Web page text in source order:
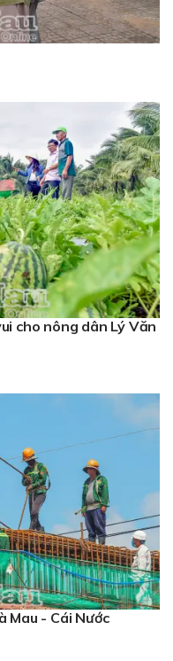
cho nông dân Lý Văn
Mau - Cái Nước